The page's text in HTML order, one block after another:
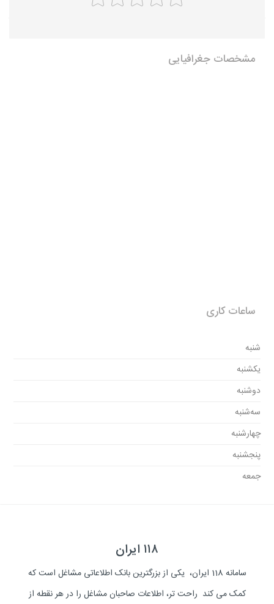
مشخصات جغرافیایی
ساعات کاری
شنبه
یکشنبه
دوشنبه
سه‌شنبه
چهارشنبه
پنجشنبه
جمعه
۱۱۸ ایران
سامانه 118 ایران، یکی از بزرگترین بانک اطلاعاتی مشاغل است که
کمک می کند راحت تر، اطلاعات صاحبان مشاغل را در هر نقطه از